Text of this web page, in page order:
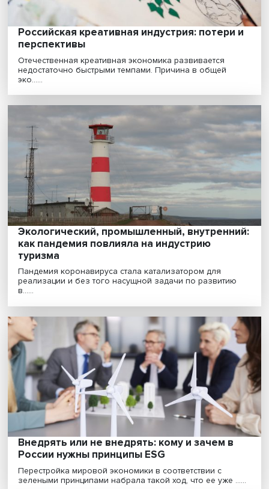
Российская креативная индустрия:
перспективы
Отечественная креативная экономика развивается
недостаточно быстрыми темпами. Причина в общей
эко......
Экологический, промышленный,
как пандемия повлияла на индустрию
туризма
Пандемия коронавируса стала катализатором для
реализации и без того насущной задачи по
в......